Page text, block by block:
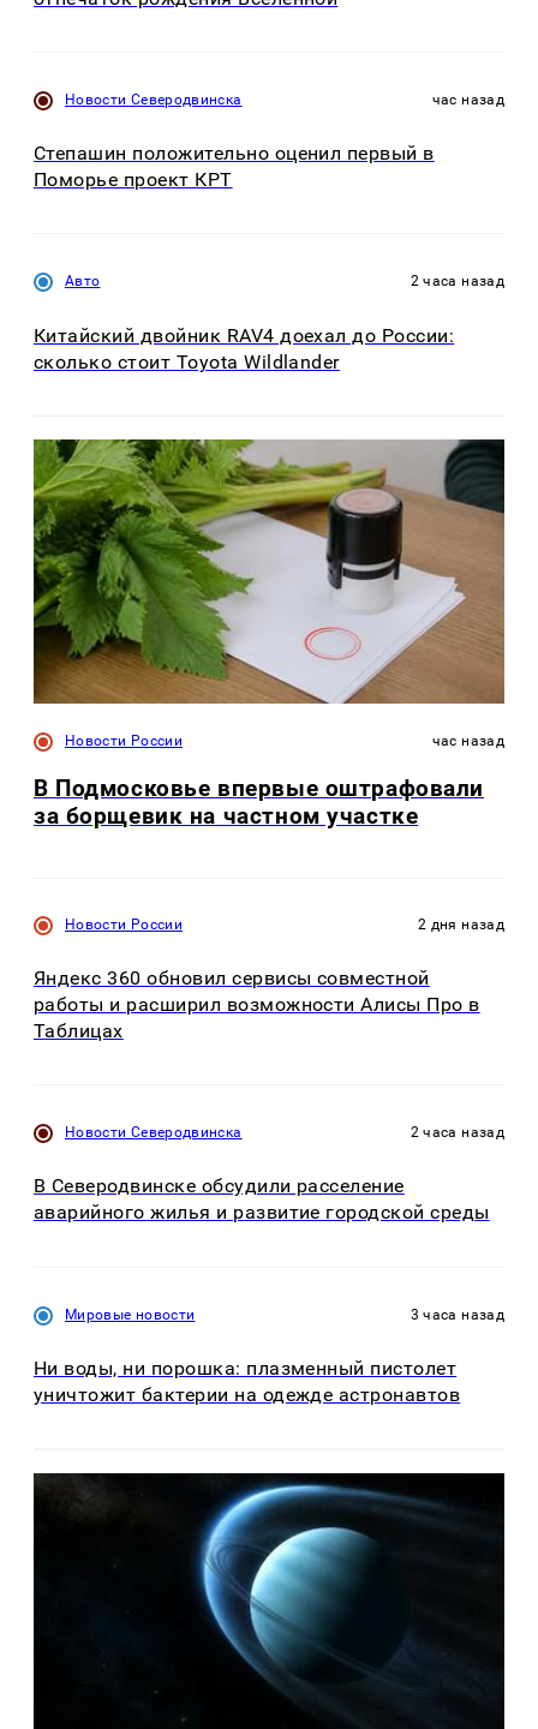
Новости Северодвинска час назад
Степашин положительно оценил первый в
Поморье проект КРТ
Авто 2 часа назад
Китайский двойник RAV4 доехал до России:
сколько стоит Toyota Wildlander
Новости России час назад
В Подмосковье впервые оштрафовали
за борщевик на частном участке
Новости России 2 дня назад
Яндекс 360 обновил сервисы совместной
работы и расширил возможности Алисы Про в
Таблицах
Новости Северодвинска 2 часа назад
В Северодвинске обсудили расселение
аварийного жилья и развитие городской среды
Мировые новости 3 часа назад
Ни воды, ни порошка: плазменный пистолет
уничтожит бактерии на одежде астронавтов